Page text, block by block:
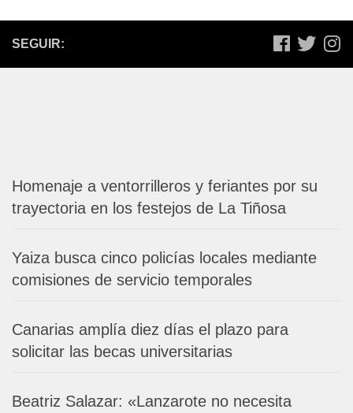
SEGUIR:
Homenaje a ventorrilleros y feriantes por su
trayectoria en los festejos de La Tiñosa
Yaiza busca cinco policías locales mediante
comisiones de servicio temporales
Canarias amplía diez días el plazo para
solicitar las becas universitarias
Beatriz Salazar: «Lanzarote no necesita